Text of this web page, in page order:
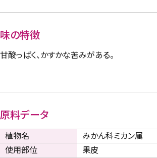
味の特徴
甘酸っぱく、かすかな苦みがある。
原料データ
植物名
みかん科ミカン属
使用部位
果皮